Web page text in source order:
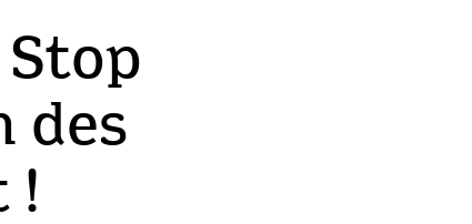
des
!